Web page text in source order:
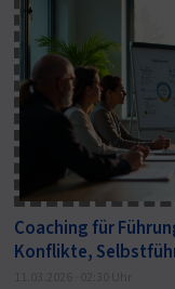
Coaching für
Konflikte,